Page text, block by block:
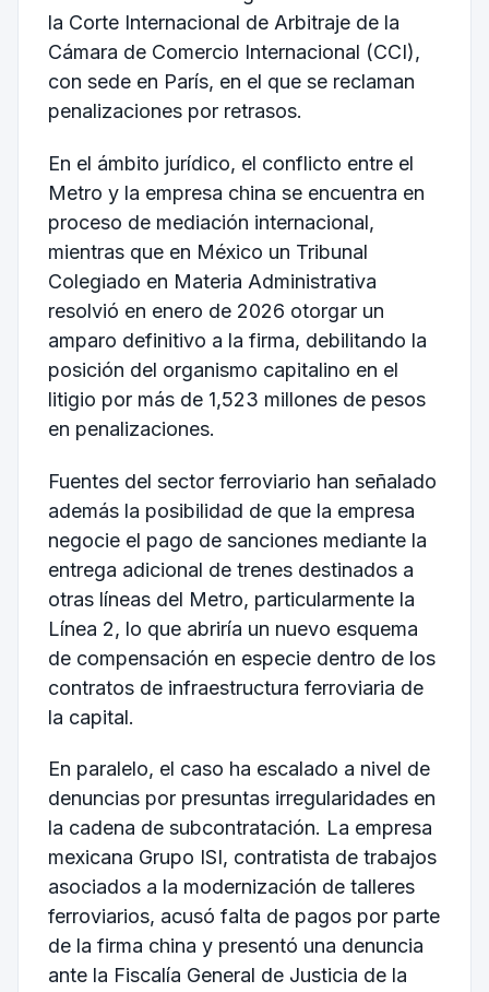
la Corte Internacional de Arbitraje de la
Cámara de Comercio Internacional (CCI),
con sede en París, en el que se reclaman
penalizaciones por retrasos.
En el ámbito jurídico, el conflicto entre el
Metro y la empresa china se encuentra en
proceso de mediación internacional,
mientras que en México un Tribunal
Colegiado en Materia Administrativa
resolvió en enero de 2026 otorgar un
amparo definitivo a la firma, debilitando la
posición del organismo capitalino en el
litigio por más de 1,523 millones de pesos
en penalizaciones.
Fuentes del sector ferroviario han señalado
además la posibilidad de que la empresa
negocie el pago de sanciones mediante la
entrega adicional de trenes destinados a
otras líneas del Metro, particularmente la
Línea 2, lo que abriría un nuevo esquema
de compensación en especie dentro de los
contratos de infraestructura ferroviaria de
la capital.
En paralelo, el caso ha escalado a nivel de
denuncias por presuntas irregularidades en
la cadena de subcontratación. La empresa
mexicana Grupo ISI, contratista de trabajos
asociados a la modernización de talleres
ferroviarios, acusó falta de pagos por parte
de la firma china y presentó una denuncia
ante la Fiscalía General de Justicia de la